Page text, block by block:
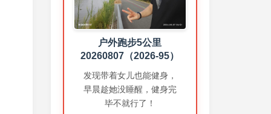
户外跑步5公里
20260807（2026-95）
发现带着女儿也能健身，
早晨趁她没睡醒，健身完
毕不就行了！
上个月我大部分时间都带着女
儿，晚上和女儿一起散步，所
油！
1 day ago